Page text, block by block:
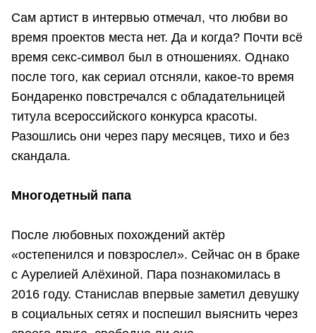
Сам артист в интервью отмечал, что любви во
время проектов места нет. Да и когда? Почти всё
время секс-символ был в отношениях. Однако
после того, как сериал отсняли, какое-то время
Бондаренко повстречался с обладательницей
титула всероссийского конкурса красоты.
Разошлись они через пару месяцев, тихо и без
скандала.
Многодетный папа
После любовных похождений актёр
«остепенился и повзрослел». Сейчас он в браке
с Аурелией Алёхиной. Пара познакомилась в
2016 году. Станислав впервые заметил девушку
в социальных сетях и поспешил выяснить через